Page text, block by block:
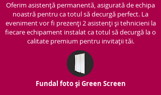
Oferim asistență permanentă, asigurată de echipa
noastră pentru ca totul să decurgă perfect. La
eveniment vor fi prezenți 2 asistenți și tehnicieni la
fiecare echipament instalat ca totul să decurgă la o
calitate premium pentru invitații tăi.
Fundal foto și Green Screen